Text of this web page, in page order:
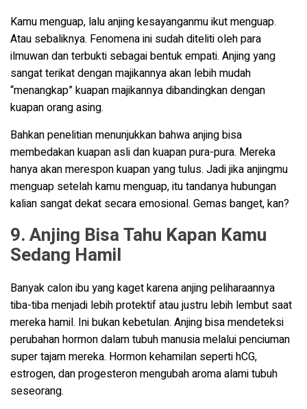
Kamu menguap, lalu anjing kesayanganmu ikut menguap.
Atau sebaliknya. Fenomena ini sudah diteliti oleh para
ilmuwan dan terbukti sebagai bentuk empati. Anjing yang
sangat terikat dengan majikannya akan lebih mudah
“menangkap” kuapan majikannya dibandingkan dengan
kuapan orang asing.
Bahkan penelitian menunjukkan bahwa anjing bisa
membedakan kuapan asli dan kuapan pura-pura. Mereka
hanya akan merespon kuapan yang tulus. Jadi jika anjingmu
menguap setelah kamu menguap, itu tandanya hubungan
kalian sangat dekat secara emosional. Gemas banget, kan?
9. Anjing Bisa Tahu Kapan Kamu
Sedang Hamil
Banyak calon ibu yang kaget karena anjing peliharaannya
tiba-tiba menjadi lebih protektif atau justru lebih lembut saat
mereka hamil. Ini bukan kebetulan. Anjing bisa mendeteksi
perubahan hormon dalam tubuh manusia melalui penciuman
super tajam mereka. Hormon kehamilan seperti hCG,
estrogen, dan progesteron mengubah aroma alami tubuh
seseorang.